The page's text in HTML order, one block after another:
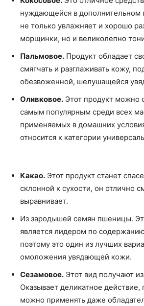
нуждающейся в дополнительном
не только увлажняет и хорошо
морщинки, но и великолепно
Пальмовое. Продукт обладает
смягчать и разглаживать кожу,
обезвоженной, шелушащейся
Оливковое. Этот продукт можно
самым популярным среди всех
применяемых в домашних
относится к категории
Какао. Этот продукт станет
склонной к сухости, он отлично
выравнивает.
Из зародышей семян пшеницы.
является лидером по
поэтому это один из лучших
омоложения увядающей кожи.
Сезамовое. Этот вид получают
Оказывает деликатное действие,
можно применять даже